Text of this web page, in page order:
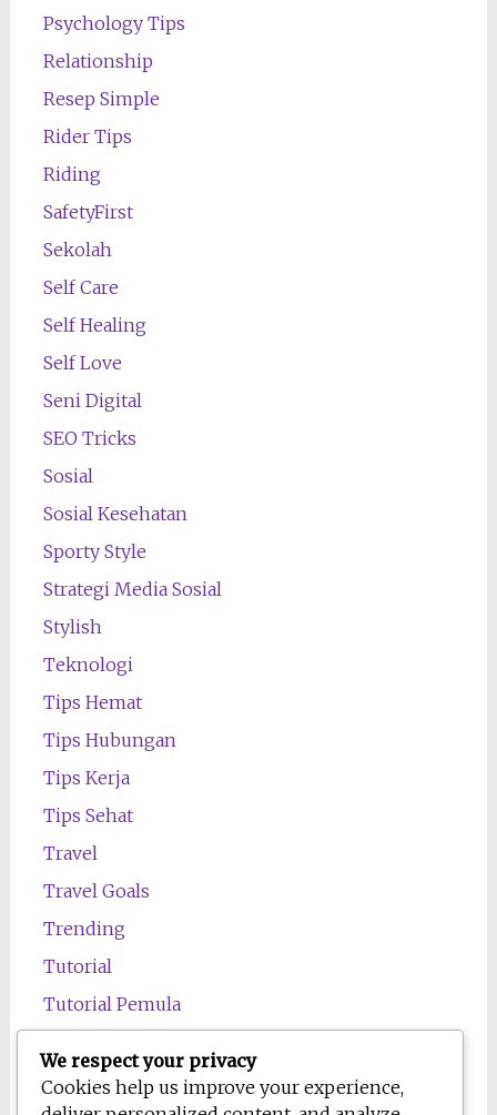
Psychology Tips
Relationship
Resep Simple
Rider Tips
Riding
SafetyFirst
Sekolah
Self Care
Self Healing
Self Love
Seni Digital
SEO Tricks
Sosial
Sosial Kesehatan
Sporty Style
Strategi Media Sosial
Stylish
Teknologi
Tips Hemat
Tips Hubungan
Tips Kerja
Tips Sehat
Travel
Travel Goals
Trending
Tutorial
Tutorial Pemula
Wawasan
We respect your privacy
Cookies help us improve your experience,